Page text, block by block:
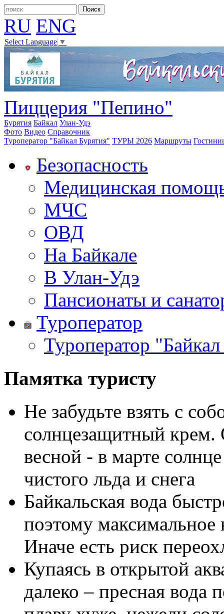
RU ENG
Select Language ▼
Пиццерия "Пепино"
Бурятия Байкал Улан-Удэ
Фото Видео Справочник
Туроператор "Байкал Бурятия" ТУРЫ 2026 Маршруты
Безопасность
Медицинская
МЧС
ОВД
На Байкале
В Улан-Удэ
Пансионаты и
Туроператор
Туроператор
Памятка туристу
Не забудьте взять с
солнцезащитный крем.
весной - в марте
чистого льда и снега
Байкальская вода
поэтому
Иначе есть риск
Купаясь в открытой
далеко – пресная вода